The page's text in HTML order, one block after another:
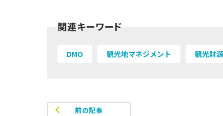
関連キーワード
DMO 観光地マネジメント 観光財源
前の記事